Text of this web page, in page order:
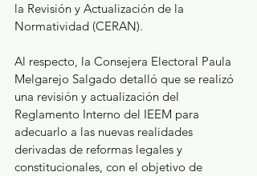
la Revisión y Actualización de la
Normatividad (CERAN).
Al respecto, la Consejera Electoral Paula
Melgarejo Salgado detalló que se realizó
una revisión y actualización del
Reglamento Interno del IEEM para
adecuarlo a las nuevas realidades
derivadas de reformas legales y
constitucionales, con el objetivo de